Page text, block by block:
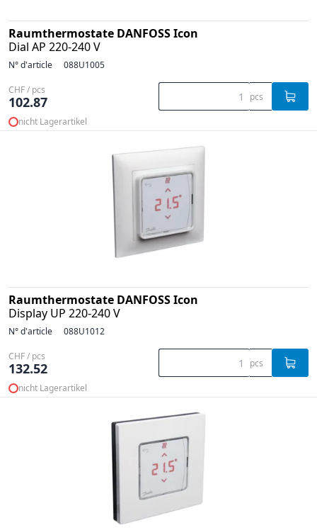
Raumthermostate DANFOSS Icon
Dial AP 220-240 V
N° d'article 088U1005
CHF / pcs
102.87 pcs
nicht Lagerartikel
Raumthermostate DANFOSS Icon
Display UP 220-240 V
N° d'article 088U1012
CHF / pcs
132.52 pcs
nicht Lagerartikel